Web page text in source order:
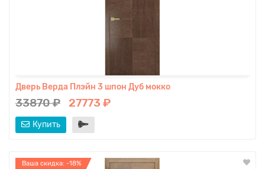
Дверь Верда Плэйн 3 шпон Дуб мокко
33870 ₽ 27773 ₽
Купить
Ваша скидка: -18%